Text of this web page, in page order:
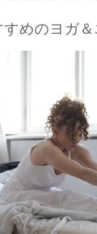
めのヨガ